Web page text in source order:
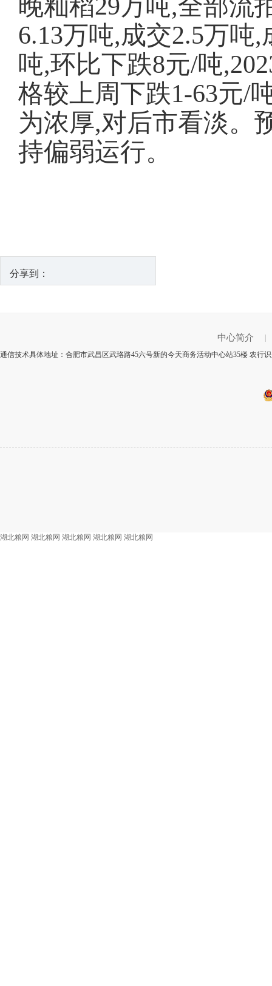
晚籼稻29万吨,全部流
6.13万吨,成交2.5万吨
吨,环比下跌8元/吨
格较上周下跌1-63元/
为浓厚,对后市看淡。
持偏弱运行。
分享到：
中心简介
通信技术具体地址：合肥市武昌区武珞路45六号新的今天商务活动中心站35楼 农行
湖北粮网 湖北粮网 湖北粮网 湖北粮网 湖北粮网